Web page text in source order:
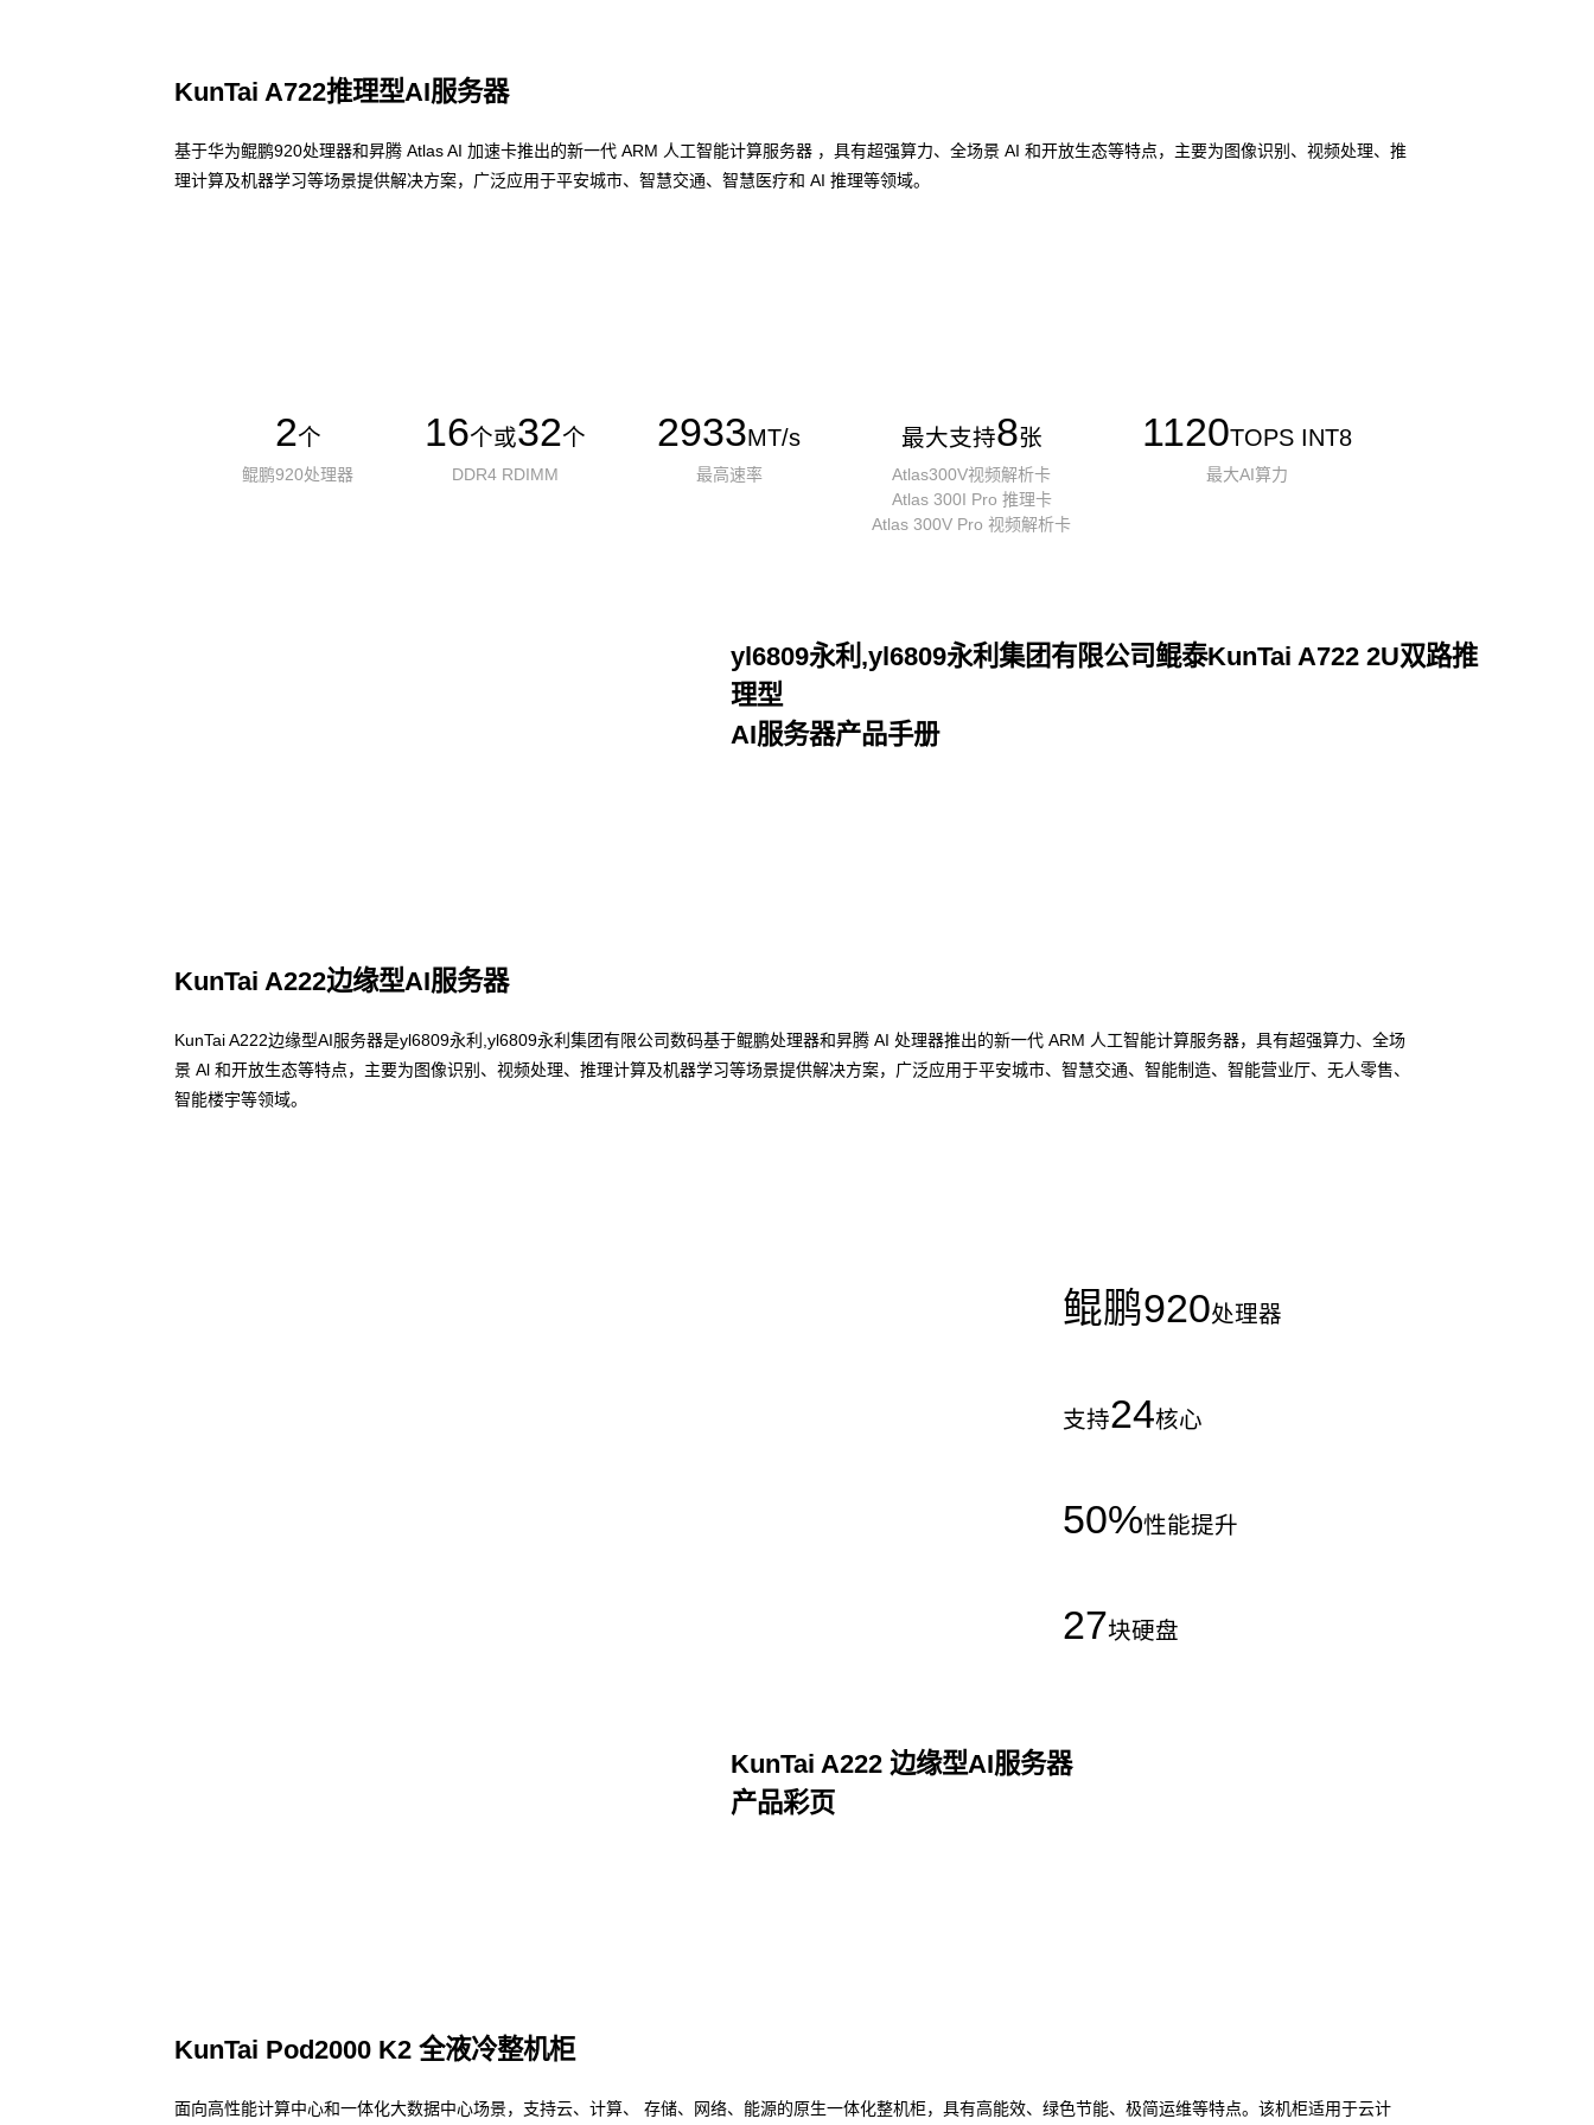
KunTai A722推理型AI服务器
基于华为鲲鹏920处理器和昇腾 Atlas AI 加速卡推出的新一代 ARM 人工智能计算服务器 ，具有超强算力、全场景 AI 和开放生态等特点，主要为图像识别、视频处理、推
理计算及机器学习等场景提供解决方案，广泛应用于平安城市、智慧交通、智慧医疗和 AI 推理等领域。
2个
鲲鹏920处理器
16个或32个
DDR4 RDIMM
2933MT/s
最高速率
最大支持8张
Atlas300V视频解析卡
Atlas 300I Pro 推理卡
Atlas 300V Pro 视频解析卡
1120TOPS INT8
最大AI算力
yl6809永利,yl6809永利集团有限公司鲲泰KunTai A722 2U双路推
理型
AI服务器产品手册
KunTai A222边缘型AI服务器
KunTai A222边缘型AI服务器是yl6809永利,yl6809永利集团有限公司数码基于鲲鹏处理器和昇腾 AI 处理器推出的新一代 ARM 人工智能计算服务器，具有超强算力、全场
景 Al 和开放生态等特点，主要为图像识别、视频处理、推理计算及机器学习等场景提供解决方案，广泛应用于平安城市、智慧交通、智能制造、智能营业厅、无人零售、
智能楼宇等领域。
鲲鹏920处理器
支持24核心
50%性能提升
27块硬盘
KunTai A222 边缘型AI服务器
产品彩页
KunTai Pod2000 K2 全液冷整机柜
面向高性能计算中心和一体化大数据中心场景，支持云、计算、 存储、网络、能源的原生一体化整机柜，具有高能效、绿色节能、极简运维等特点。该机柜适用于云计